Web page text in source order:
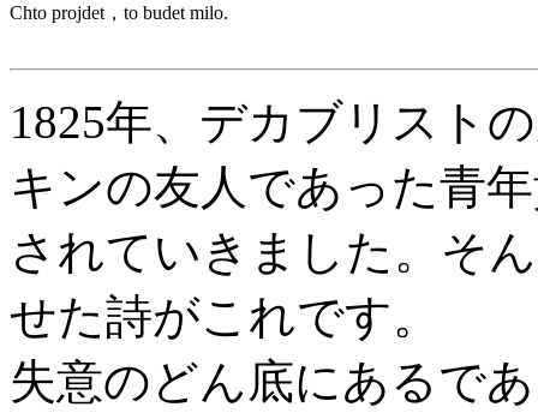
Chto projdet，to budet milo.
1825年、デカブリスト
キンの友人であった青
されていきました。そ
せた詩がこれです。
失意のどん底にあるで